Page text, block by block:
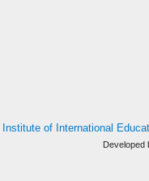
Institute of International
Developed